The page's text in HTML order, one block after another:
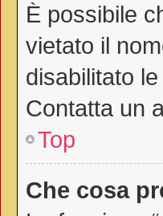
È possibile
vietato il
disabilitato
Contatta un
Top
Che cosa